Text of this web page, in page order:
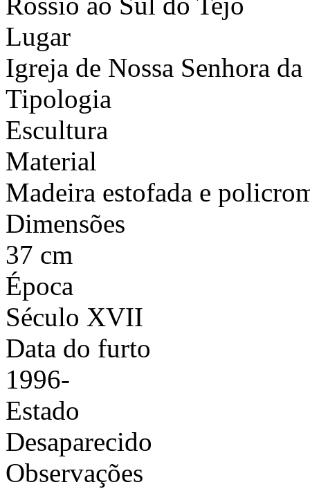
Lugar
Igreja de Nossa Senhora
Tipologia
Escultura
Material
Madeira estofada e
Dimensões
37 cm
Época
Século XVII
Data do furto
1996-
Estado
Desaparecido
Observações